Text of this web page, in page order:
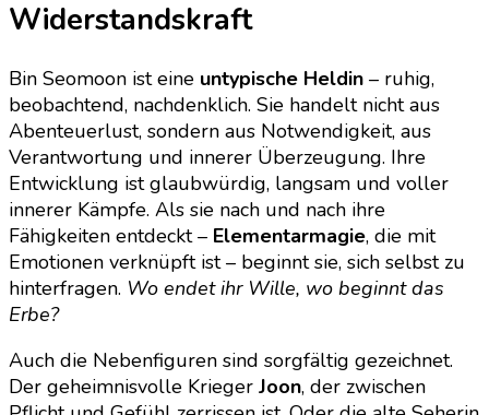
Widerstandskraft
Bin Seomoon ist eine untypische Heldin – ruhig,
beobachtend, nachdenklich. Sie handelt nicht aus
Abenteuerlust, sondern aus Notwendigkeit, aus
Verantwortung und innerer Überzeugung. Ihre
Entwicklung ist glaubwürdig, langsam und voller
innerer Kämpfe. Als sie nach und nach ihre
Fähigkeiten entdeckt – Elementarmagie, die mit
Emotionen verknüpft ist – beginnt sie, sich selbst zu
hinterfragen. Wo endet ihr Wille, wo beginnt das
Erbe?
Auch die Nebenfiguren sind sorgfältig gezeichnet.
Der geheimnisvolle Krieger Joon, der zwischen